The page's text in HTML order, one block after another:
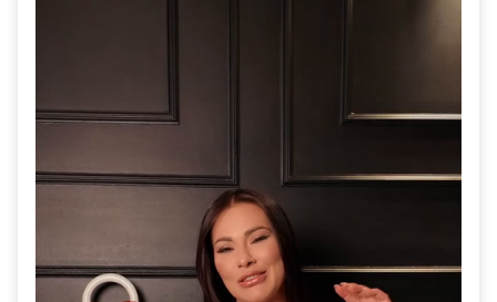
La actriz y creadora de contenido para adultos
compartió su punto de vista sobre un tabú recurrente
en la vida sexual de la población, y el rol de la industria